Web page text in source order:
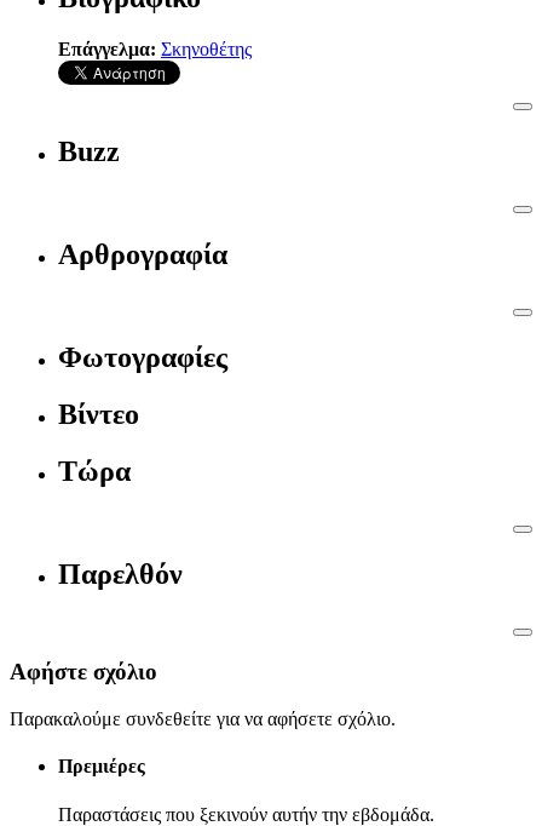
Επάγγελμα: Σκηνοθέτης
Buzz
Αρθρογραφία
Φωτογραφίες
Βίντεο
Τώρα
Παρελθόν
Αφήστε σχόλιο
Παρακαλούμε συνδεθείτε για να αφήσετε σχόλιο.
Πρεμιέρες
Παραστάσεις που ξεκινούν αυτήν την εβδομάδα.